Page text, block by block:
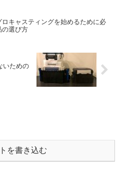
ロキャスティングを始めるために必
の選び方
いための
を書き込む